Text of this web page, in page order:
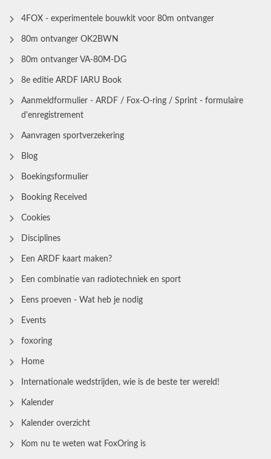
4FOX - experimentele bouwkit voor 80m ontvanger
80m ontvanger OK2BWN
80m ontvanger VA-80M-DG
8e editie ARDF IARU Book
Aanmeldformulier - ARDF / Fox-O-ring / Sprint - formulaire
d'enregistrement
Aanvragen sportverzekering
Blog
Boekingsformulier
Booking Received
Cookies
Disciplines
Een ARDF kaart maken?
Een combinatie van radiotechniek en sport
Eens proeven - Wat heb je nodig
Events
foxoring
Home
Internationale wedstrijden, wie is de beste ter wereld!
Kalender
Kalender overzicht
Kom nu te weten wat FoxOring is